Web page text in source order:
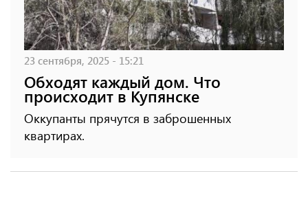
23 сентября, 2025 - 15:21
Обходят каждый дом. Что
происходит в Купянске
Оккупанты прячутся в заброшенных
квартирах.